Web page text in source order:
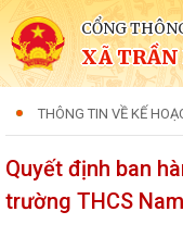
CỔNG
XÃ TRẦN
THÔNG TIN VỀ KẾ
Quyết định ban
trường THCS